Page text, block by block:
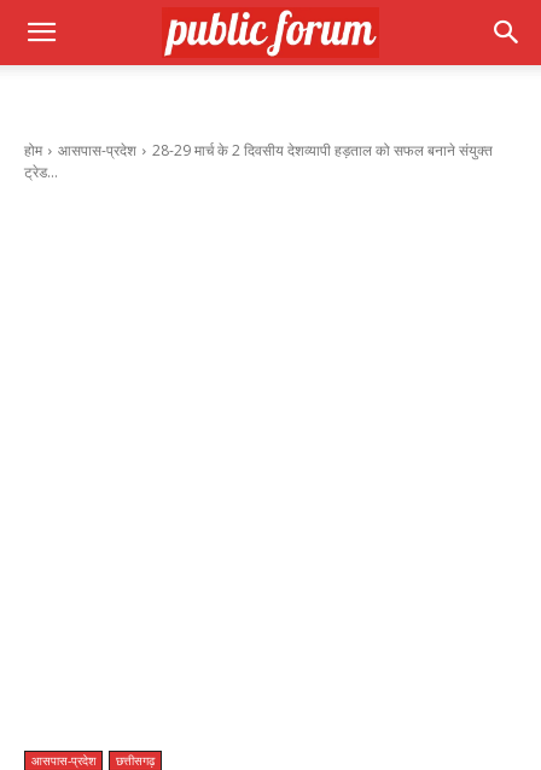
होम आसपास-प्रदेश
28-29 मार्च के 2 दिवसीय देशव्यापी हड़ताल को सफल बनाने संयुक्त
ट्रेड...
आसपास-प्रदेश छत्तीसगढ़